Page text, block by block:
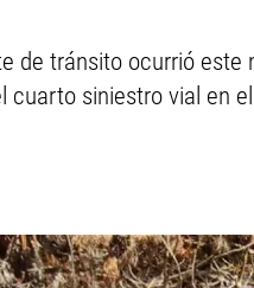
de tránsito ocurrió este
cuarto siniestro vial en